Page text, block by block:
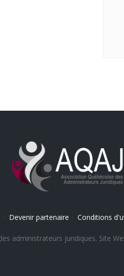
· Devenir partenaire · Conditions
administrateurs juridiques. Site